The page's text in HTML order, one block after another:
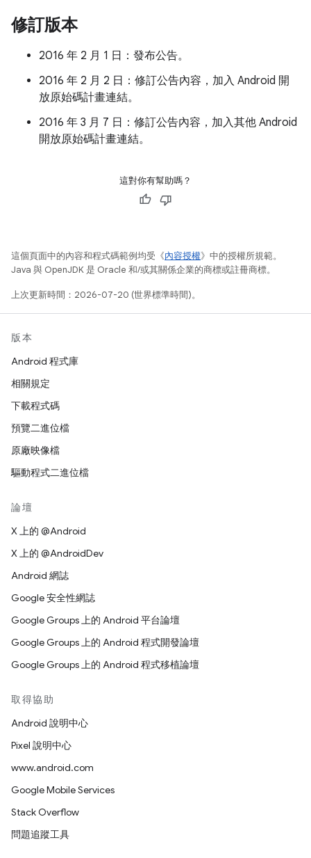
修訂版本
2016 年 2 月 1 日：發布公告。
2016 年 2 月 2 日：修訂公告內容，加入 Android 開
放原始碼計畫連結。
2016 年 3 月 7 日：修訂公告內容，加入其他 Android
開放原始碼計畫連結。
這對你有幫助嗎？
這個頁面中的內容和程式碼範例均受《內容授權》中的授權所規範。
Java 與 OpenJDK 是 Oracle 和/或其關係企業的商標或註冊商標。
上次更新時間：2026-07-20 (世界標準時間)。
版本
Android 程式庫
相關規定
下載程式碼
預覽二進位檔
原廠映像檔
驅動程式二進位檔
論壇
X 上的 @Android
X 上的 @AndroidDev
Android 網誌
Google 安全性網誌
Google Groups 上的 Android 平台論壇
Google Groups 上的 Android 程式開發論壇
Google Groups 上的 Android 程式移植論壇
取得協助
Android 說明中心
Pixel 說明中心
www.android.com
Google Mobile Services
Stack Overflow
問題追蹤工具